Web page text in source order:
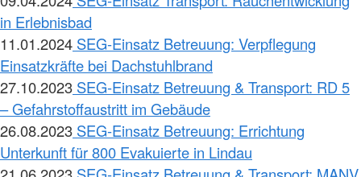
in Erlebnisbad
11.01.2024 SEG-Einsatz Betreuung: Verpflegung
Einsatzkräfte bei Dachstuhlbrand
27.10.2023 SEG-Einsatz Betreuung & Transport: RD 5
– Gefahrstoffaustritt im Gebäude
26.08.2023 SEG-Einsatz Betreuung: Errichtung
Unterkunft für 800 Evakuierte in Lindau